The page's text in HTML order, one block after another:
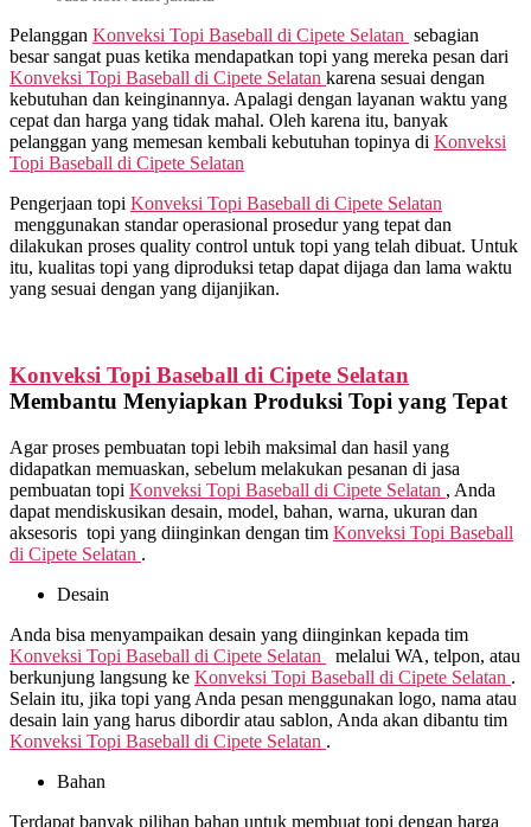
Pelanggan Konveksi Topi Baseball di Cipete Selatan sebagian
besar sangat puas ketika mendapatkan topi yang mereka pesan dari
Konveksi Topi Baseball di Cipete Selatan karena sesuai dengan
kebutuhan dan keinginannya. Apalagi dengan layanan waktu yang
cepat dan harga yang tidak mahal. Oleh karena itu, banyak
pelanggan yang memesan kembali kebutuhan topinya di Konveksi
Topi Baseball di Cipete Selatan
Pengerjaan topi Konveksi Topi Baseball di Cipete Selatan
menggunakan standar operasional prosedur yang tepat dan
dilakukan proses quality control untuk topi yang telah dibuat. Untuk
itu, kualitas topi yang diproduksi tetap dapat dijaga dan lama waktu
yang sesuai dengan yang dijanjikan.
Konveksi Topi Baseball di Cipete Selatan
Membantu Menyiapkan Produksi Topi yang Tepat
Agar proses pembuatan topi lebih maksimal dan hasil yang
didapatkan memuaskan, sebelum melakukan pesanan di jasa
pembuatan topi Konveksi Topi Baseball di Cipete Selatan , Anda
dapat mendiskusikan desain, model, bahan, warna, ukuran dan
aksesoris topi yang diinginkan dengan tim Konveksi Topi Baseball
di Cipete Selatan .
Desain
Anda bisa menyampaikan desain yang diinginkan kepada tim
Konveksi Topi Baseball di Cipete Selatan
melalui WA, telpon, atau
berkunjung langsung ke Konveksi Topi Baseball di Cipete Selatan .
Selain itu, jika topi yang Anda pesan menggunakan logo, nama atau
desain lain yang harus dibordir atau sablon, Anda akan dibantu tim
Konveksi Topi Baseball di Cipete Selatan .
Bahan
Terdapat banyak pilihan bahan untuk membuat topi dengan harga